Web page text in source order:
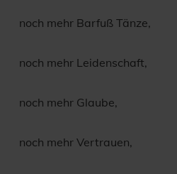
noch mehr Barfuß Tänze,
noch mehr Leidenschaft,
noch mehr Glaube,
noch mehr Vertrauen,